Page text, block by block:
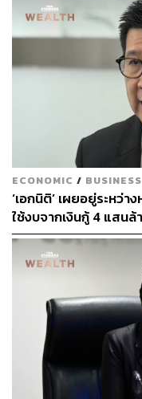
สมศักดิ์มีพื้นฐานการศึ
รัฐประศาสนศาสตร์ ซึ่
รายได้ของกรมสรรพา
ปี 2530: บริหา
ปี 2537: นิติศา
ปี 2543: รัฐประ
(รัฐประศาสนศา
ปี 2561: ผ่านกา
(นปส.) รุ่นที่ 70 ใ
อย่างไรก็ตาม การแต่
ขึ้นมา เพื่อนั่งตำแหน่ง
เนื่องจากสมศักดิ์จะค
กันยายน 2569 นี้
ดังนั้น กระทรวงการค
ตั้งข้าราชการระดับสู
ECONOMIC / BUSINESS
‘เอกนิติ’ เผยอยู่ระหว่า
ใช้งบจากเงินกู้ 4 แสนล้
เฟส 2 มีเพียงพอ